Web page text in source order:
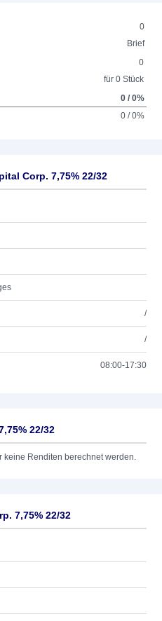
0
Brief
0
für 0 Stück
0 / 0%
0 / 0%
Corp. 7,75% 22/32
/
/
08:00-17:30
22/32
keine Renditen berechnet werden.
7,75% 22/32